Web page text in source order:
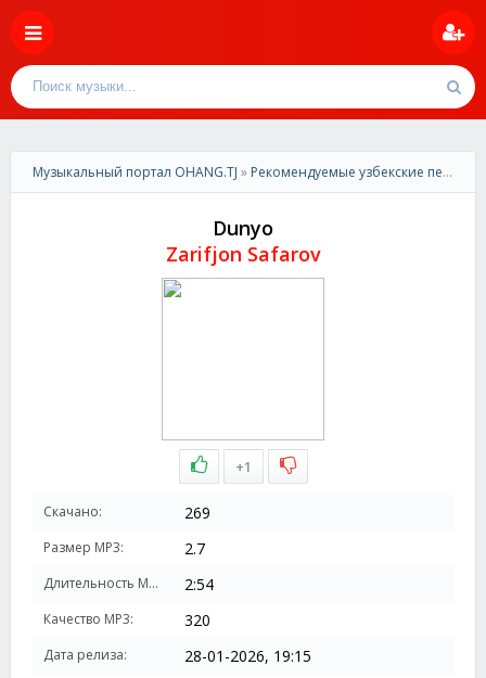
Музыкальный портал OHANG.TJ » Рекомендуемые узбекские песни
Dunyo
Zarifjon Safarov
+1
Скачано: 269
Размер MP3: 2.7
Длительность MP3: 2:54
Качество MP3: 320
Дата релиза: 28-01-2026, 19:15